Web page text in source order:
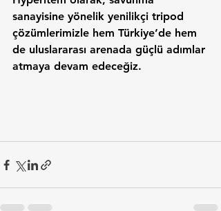
sanayisine yönelik yenilikçi tripod
çözümlerimizle hem Türkiye’de hem
de uluslararası arenada güçlü adımlar
atmaya devam edeceğiz.